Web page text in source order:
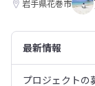
岩手県花巻市
最新情報
プロジェクトの